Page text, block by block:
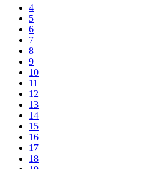
4
5
6
7
8
9
10
11
12
13
14
15
16
17
18